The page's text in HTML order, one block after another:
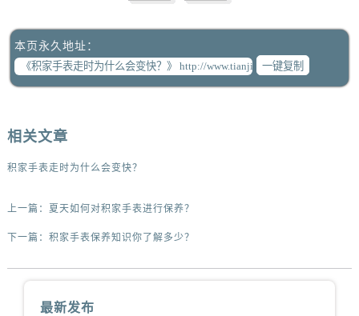
本页永久地址：
一键复制
相关文章
积家手表走时为什么会变快？
上一篇： 夏天如何对积家手表进行保养？
下一篇： 积家手表保养知识你了解多少？
最新发布